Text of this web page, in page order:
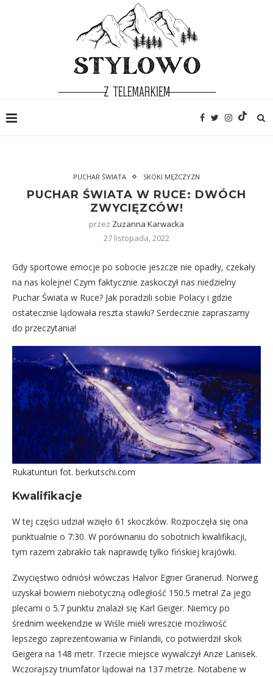
PUCHAR ŚWIATA SKOKI MĘŻCZYZN
PUCHAR ŚWIATA W RUCE: DWÓCH
ZWYCIĘZCÓW!
przez Zuzanna Karwacka
27 listopada, 2022
Gdy sportowe emocje po sobocie jeszcze nie opadły, czekały
na nas kolejne! Czym faktycznie zaskoczył nas niedzielny
Puchar Świata w Ruce? Jak poradzili sobie Polacy i gdzie
ostatecznie lądowała reszta stawki? Serdecznie zapraszamy
do przeczytania!
Rukatunturi fot. berkutschi.com
Kwalifikacje
W tej części udział wzięło 61 skoczków. Rozpoczęła się ona
punktualnie o 7:30. W porównaniu do sobotnich kwalifikacji,
tym razem zabrakło tak naprawdę tylko fińskiej krajówki.
Zwycięstwo odniósł wówczas Halvor Egner Granerud. Norweg
uzyskał bowiem niebotyczną odległość 150.5 metra! Za jego
plecami o 5.7 punktu znalazł się Karl Geiger. Niemcy po
średnim weekendzie w Wiśle mieli wreszcie możliwość
lepszego zaprezentowania w Finlandii, co potwierdził skok
Geigera na 148 metr. Trzecie miejsce wywalczył Anze Lanisek.
Wczorajszy triumfator lądował na 137 metrze. Notabene w